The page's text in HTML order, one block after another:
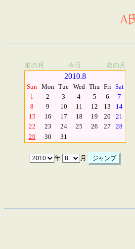
A
前の月 今日 次の月
2010.8
Sun Mon Tue Wed Thu Fri Sat
1
2 3 4 5 6
7
8
9 10 11 12 13
14
15
16 17 18 19 20
21
22
23 24 25 26 27
28
29
30 31
年 月